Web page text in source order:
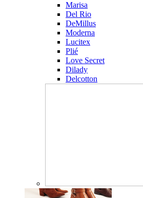
Marisa
Del Rio
DeMillus
Moderna
Lucitex
Plié
Love Secret
Dilady
Delcotton